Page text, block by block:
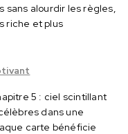
sans alourdir les règles,
riche et plus
5 : ciel scintillant
dans une
carte bénéficie